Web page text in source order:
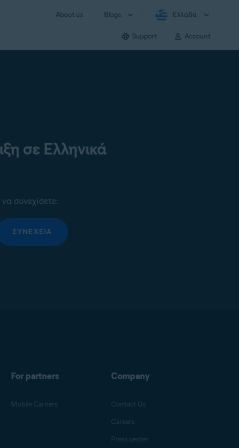
About us Blogs Ελλάδα
Support Account
σε Ελληνικά
συνεχίσετε:
ΣΥΝΈΧΕΙΑ
For partners
Mobile Carriers
Company
Contact Us
Careers
Press center